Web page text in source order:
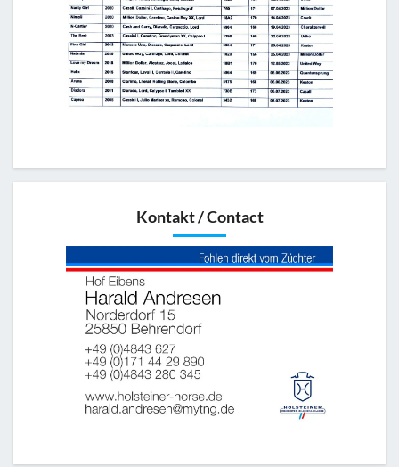
Kontakt / Contact